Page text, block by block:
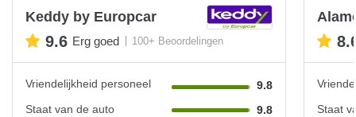
Keddy by Europcar
9.6 Erg goed 100+ Beoordelingen
Vriendelijkheid personeel
9.8
Staat van de auto
9.8
Staat